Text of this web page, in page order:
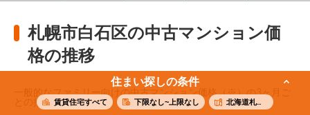
住まい探しの条件
賃貸住宅すべて 下限なし~上限なし 北海道札幌市白石区
札幌市白石区の中古マンション価
格の推移
一般的なファミリー向けの中古マンション価格（※）の3ヶ月ご
との推移です。